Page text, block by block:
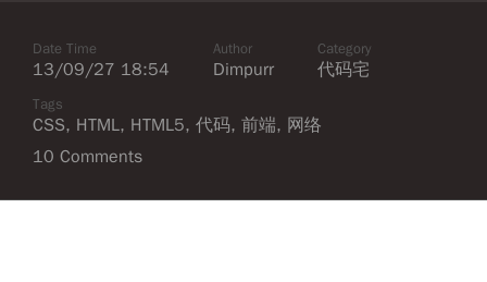
Date Time
13/09/27 18:54
Author
Dimpurr
Category
代码宅
Tags
CSS, HTML, HTML5, 代码, 前端, 网络
10 Comments